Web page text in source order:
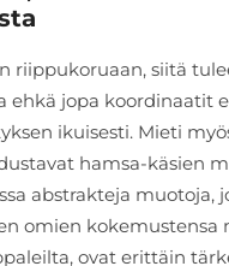
riippukoruaan, siitä
jopa koordinaatit
ikuisesti. Mieti
hamsa-käsien
abstrakteja
omien kokemustensa
ovat erittäin